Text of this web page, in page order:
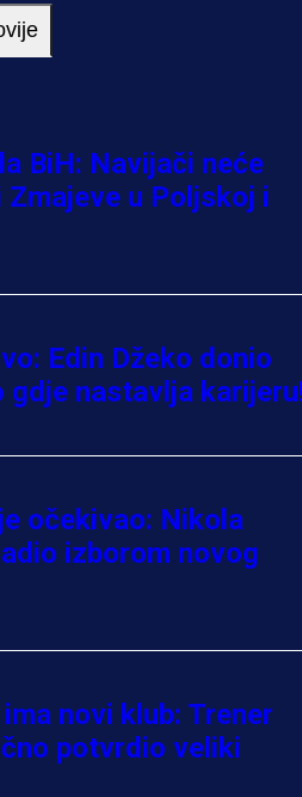
BiH: Navijači neće
u Poljskoj i
Edin Džeko donio
gdje nastavlja
očekivao: Nikola
izborom novog
novi klub: Trener
potvrdio veliki